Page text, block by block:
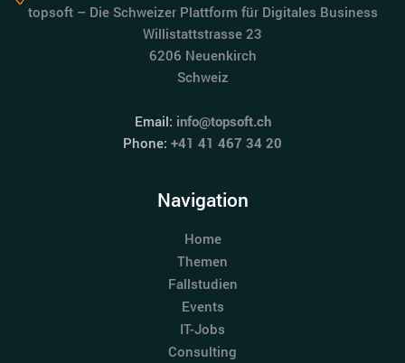
topsoft – Die Schweizer Plattform für Digitales Business
Willistattstrasse 23
6206 Neuenkirch
Schweiz
Email: info@topsoft.ch
Phone: +41 41 467 34 20
Navigation
Home
Themen
Fallstudien
Events
IT-Jobs
Consulting